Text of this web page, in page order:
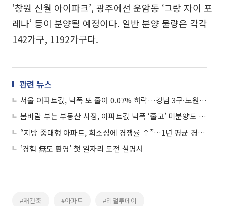
‘창원 신월 아이파크’, 광주에선 운암동 ‘그랑 자이 포
레나’ 등이 분양될 예정이다. 일반 분양 물량은 각각
142가구, 1192가구다.
관련 뉴스
서울 아파트값, 낙폭 또 줄여 0.07% 하락…강남 3구·노원구 ‘상승’
봄바람 부는 부동산 시장, 아파트값 낙폭 ‘줄고’ 미분양도 ‘감소’
“지방 중대형 아파트, 희소성에 경쟁률 ↑”…1년 평균 경쟁률 ‘10.16대 1’ 기록
‘경험 無도 환영’ 첫 일자리 도전 설명서
#재건축 #아파트 #리얼투데이